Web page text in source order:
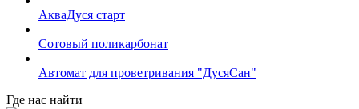
АкваДуся старт
Сотовый поликарбонат
Автомат для проветривания "ДусяСан"
Где нас найти